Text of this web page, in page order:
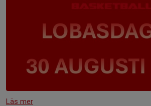
Läs mer